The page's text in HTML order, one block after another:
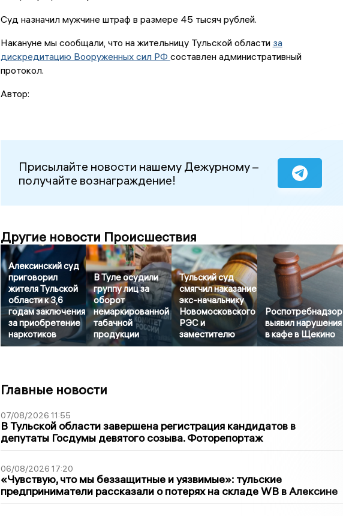
Суд назначил мужчине штраф в размере 45 тысяч рублей.
Накануне мы сообщали, что на жительницу Тульской области за
дискредитацию Вооруженных сил РФ составлен административный
протокол.
Автор:
Присылайте новости нашему Дежурному –
получайте вознаграждение!
Другие новости Происшествия
Алексинский суд
приговорил
жителя Тульской
области к 3,6
годам заключения
за приобретение
наркотиков
В Туле осудили
группу лиц за
оборот
немаркированной
табачной
продукции
Тульский суд
смягчил наказание
экс-начальнику
Новомосковского
РЭС и
заместителю
Роспотребнадзор
выявил нарушения
в кафе в Щекино
Главные новости
07/08/2026 11:55
В Тульской области завершена регистрация кандидатов в
депутаты Госдумы девятого созыва. Фоторепортаж
06/08/2026 17:20
«Чувствую, что мы беззащитные и уязвимые»: тульские
предприниматели рассказали о потерях на складе WB в Алексине